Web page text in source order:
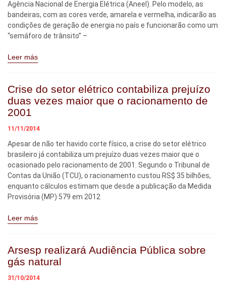
Agência Nacional de Energia Elétrica (Aneel). Pelo modelo, as
bandeiras, com as cores verde, amarela e vermelha, indicarão as
condições de geração de energia no país e funcionarão como um
“semáforo de trânsito” –
Leer más
Crise do setor elétrico contabiliza prejuízo
duas vezes maior que o racionamento de
2001
11/11/2014
Apesar de não ter havido corte físico, a crise do setor elétrico
brasileiro já contabiliza um prejuízo duas vezes maior que o
ocasionado pelo racionamento de 2001. Segundo o Tribunal de
Contas da União (TCU), o racionamento custou RS$ 35 bilhões,
enquanto cálculos estimam que desde a publicação da Medida
Provisória (MP) 579 em 2012
Leer más
Arsesp realizará Audiência Pública sobre
gás natural
31/10/2014